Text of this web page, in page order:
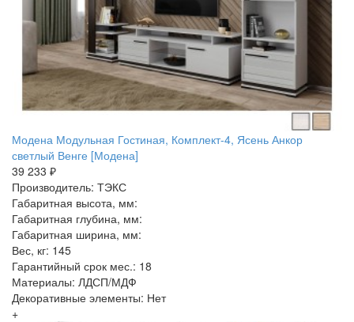
Модена Модульная Гостиная, Комплект-4, Ясень Анкор
светлый Венге [Модена]
39 233 ₽
Производитель: ТЭКС
Габаритная высота, мм:
Габаритная глубина, мм:
Габаритная ширина, мм:
Вес, кг: 145
Гарантийный срок мес.: 18
Материалы: ЛДСП/МДФ
Декоративные элементы: Нет
+